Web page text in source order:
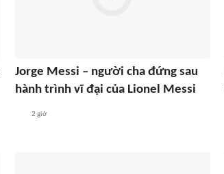
Jorge Messi – người cha đứng sau
hành trình vĩ đại của Lionel Messi
2 giờ